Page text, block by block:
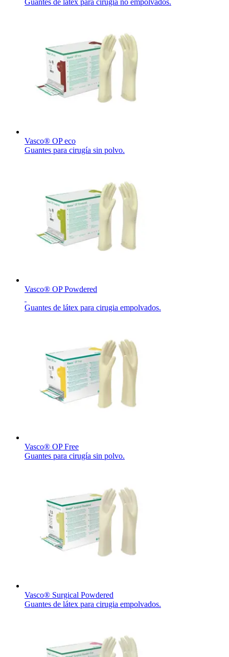
Guantes de látex para cirugia no empolvados.
Vasco® OP eco
Guantes para cirugía sin polvo.
Vasco® OP Powdered
Guantes de látex para cirugia empolvados.
Vasco® OP Free
Guantes para cirugía sin polvo.
Vasco® Surgical Powdered
Guantes de látex para cirugia empolvados.